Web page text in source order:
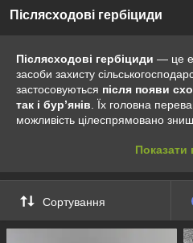
Післясходові гербіциди
Післясходові гербіциди — це
засоби захисту
застосовуються після появи
так і бур’янів . Їх головна
можливість цілеспрямовано
може визначити точний тип
посіви. Післясходові гербіциди
етапах вегетації і особливо
вже почали активно
культури в боротьбі за вологу,
Показати
Сортування